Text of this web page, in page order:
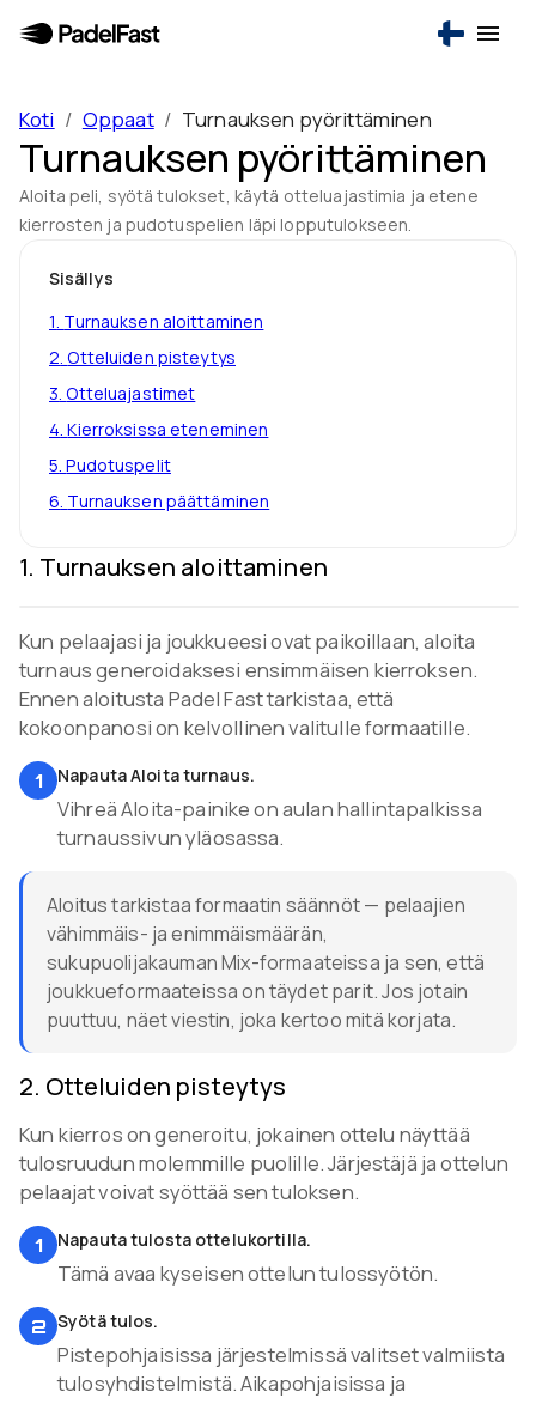
Koti / Oppaat / Turnauksen pyörittäminen
Turnauksen pyörittäminen
Aloita peli, syötä tulokset, käytä otteluajastimia ja etene
kierrosten ja pudotuspelien läpi lopputulokseen.
Sisällys
1. Turnauksen aloittaminen
2.Otteluiden pisteytys
3.Otteluajastimet
4.Kierroksissa eteneminen
5.Pudotuspelit
6. Turnauksen päättäminen
1. Turnauksen aloittaminen
Kun pelaajasi ja joukkueesi ovat paikoillaan, aloita
turnaus generoidaksesi ensimmäisen kierroksen.
Ennen aloitusta Padel Fast tarkistaa, että
kokoonpanosi on kelvollinen valitulle formaatille.
1 Napauta Aloita turnaus.
Vihreä Aloita-painike on aulan hallintapalkissa
turnaussivun yläosassa.
Aloitus tarkistaa formaatin säännöt — pelaajien
vähimmäis- ja enimmäismäärän,
sukupuolijakauman Mix-formaateissa ja sen, että
joukkueformaateissa on täydet parit. Jos jotain
puuttuu, näet viestin, joka kertoo mitä korjata.
2. Otteluiden pisteytys
Kun kierros on generoitu, jokainen ottelu näyttää
tulosruudun molemmille puolille. Järjestäjä ja ottelun
pelaajat voivat syöttää sen tuloksen.
1 Napauta tulosta ottelukortilla.
Tämä avaa kyseisen ottelun tulossyötön.
2 Syötä tulos.
Pistepohjaisissa järjestelmissä valitset valmiista
tulosyhdistelmistä. Aikapohjaisissa ja